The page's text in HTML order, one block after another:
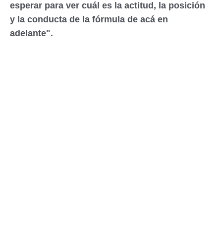
esperar para ver cuál es la actitud, la posición
y la conducta de la fórmula de acá en
adelante".